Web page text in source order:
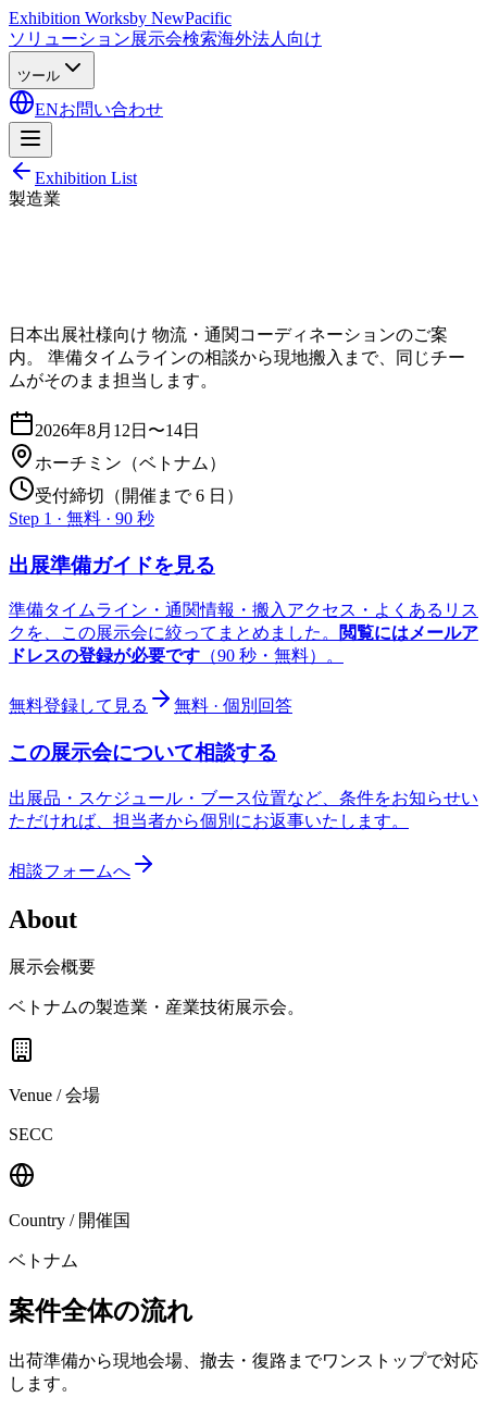
Exhibition Worksby NewPacific
ソリューション展示会検索海外法人向け
ツール
ENお問い合わせ
Exhibition List
製造業
日本出展社様向け 物流・通関コーディネーションのご案
内。 準備タイムラインの相談から現地搬入まで、同じチー
ムがそのまま担当します。
2026年8月12日〜14日
ホーチミン （ベトナム）
受付締切（開催まで 6 日）
Step 1 · 無料 · 90 秒
出展準備ガイドを見る
準備タイムライン・通関情報・搬入アクセス・よくあるリス
クを、この展示会に絞ってまとめました。
閲覧にはメールア
ドレスの登録が必要です （90 秒・無料）。
無料登録して見る 無料 · 個別回答
この展示会について相談する
出展品・スケジュール・ブース位置など、条件をお知らせい
ただければ、担当者から個別にお返事いたします。
相談フォームへ
About
展示会概要
ベトナムの製造業・産業技術展示会。
Venue / 会場
SECC
Country / 開催国
ベトナム
案件全体の流れ
出荷準備から現地会場、撤去・復路までワンストップで対応
します。